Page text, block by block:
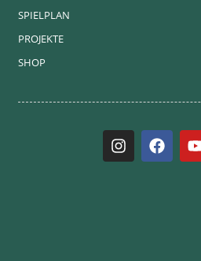
SPIELPLAN
PROJEKTE
SHOP